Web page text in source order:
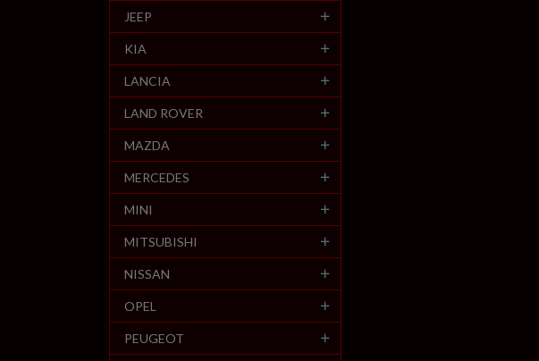
JEEP
KIA
LANCIA
LAND ROVER
MAZDA
MERCEDES
MINI
MITSUBISHI
NISSAN
OPEL
PEUGEOT